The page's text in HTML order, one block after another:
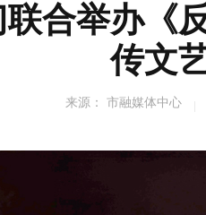
合举办《
传文
来源： 市融媒体中心